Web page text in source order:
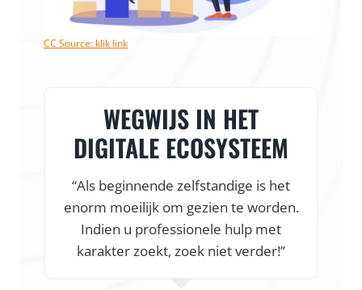
CC Source: klik link
WEGWIJS IN HET
DIGITALE ECOSYSTEEM
“Als beginnende zelfstandige is het
enorm moeilijk om gezien te worden.
Indien u professionele hulp met
karakter zoekt, zoek niet verder!”